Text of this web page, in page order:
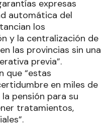
expresas
automática del
los
y la centralización de
las provincias sin una
previa”.
que “estas
en miles de
pensión para su
tratamientos,